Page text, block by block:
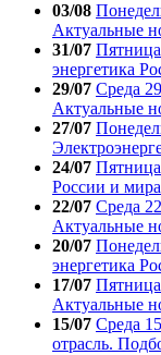
03/08
Актуальные
31/07 Пятница
энергетика
29/07 Среда
Актуальные
27/07
24/07 Пятница
России и
22/07 Среда
Актуальные
20/07
энергетика
17/07 Пятница
Актуальные
15/07 Среда
отрасль.